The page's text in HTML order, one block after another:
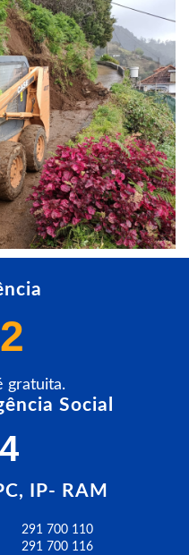
gratuita.
Social
IP- RAM
291 700 110
291 700 116